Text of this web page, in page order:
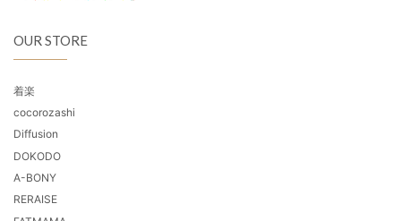
OUR STORE
着楽
cocorozashi
Diffusion
DOKODO
A-BONY
RERAISE